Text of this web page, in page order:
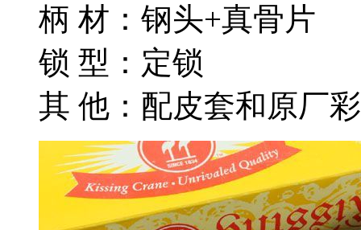
柄 材：钢头+真骨片
锁 型：定锁
其 他：配皮套和原厂